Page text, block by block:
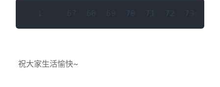
1     67  68  69  70  71  72  73
祝大家生活愉快~